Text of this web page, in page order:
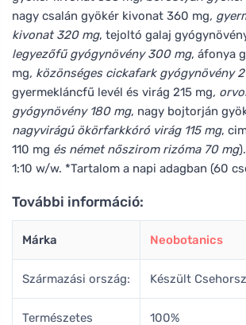
nagy csalán gyökér kivonat 360 mg,
kivonat 320 mg, tejoltó galaj
legyezőfű gyógynövény 300 mg, áfonya
mg, közönséges cickafark gyógynövény
gyermekláncfű levél és virág 215 mg,
gyógynövény 180 mg, nagy bojtorján
nagyvirágú ökörfarkkóró virág 115 mg,
110 mg és német nőszirom rizóma 70 mg
1:10 w/w. *Tartalom a napi adagban (60
További információ:
Márka Neobotanics
Származási ország: Készült
Természetes 100%